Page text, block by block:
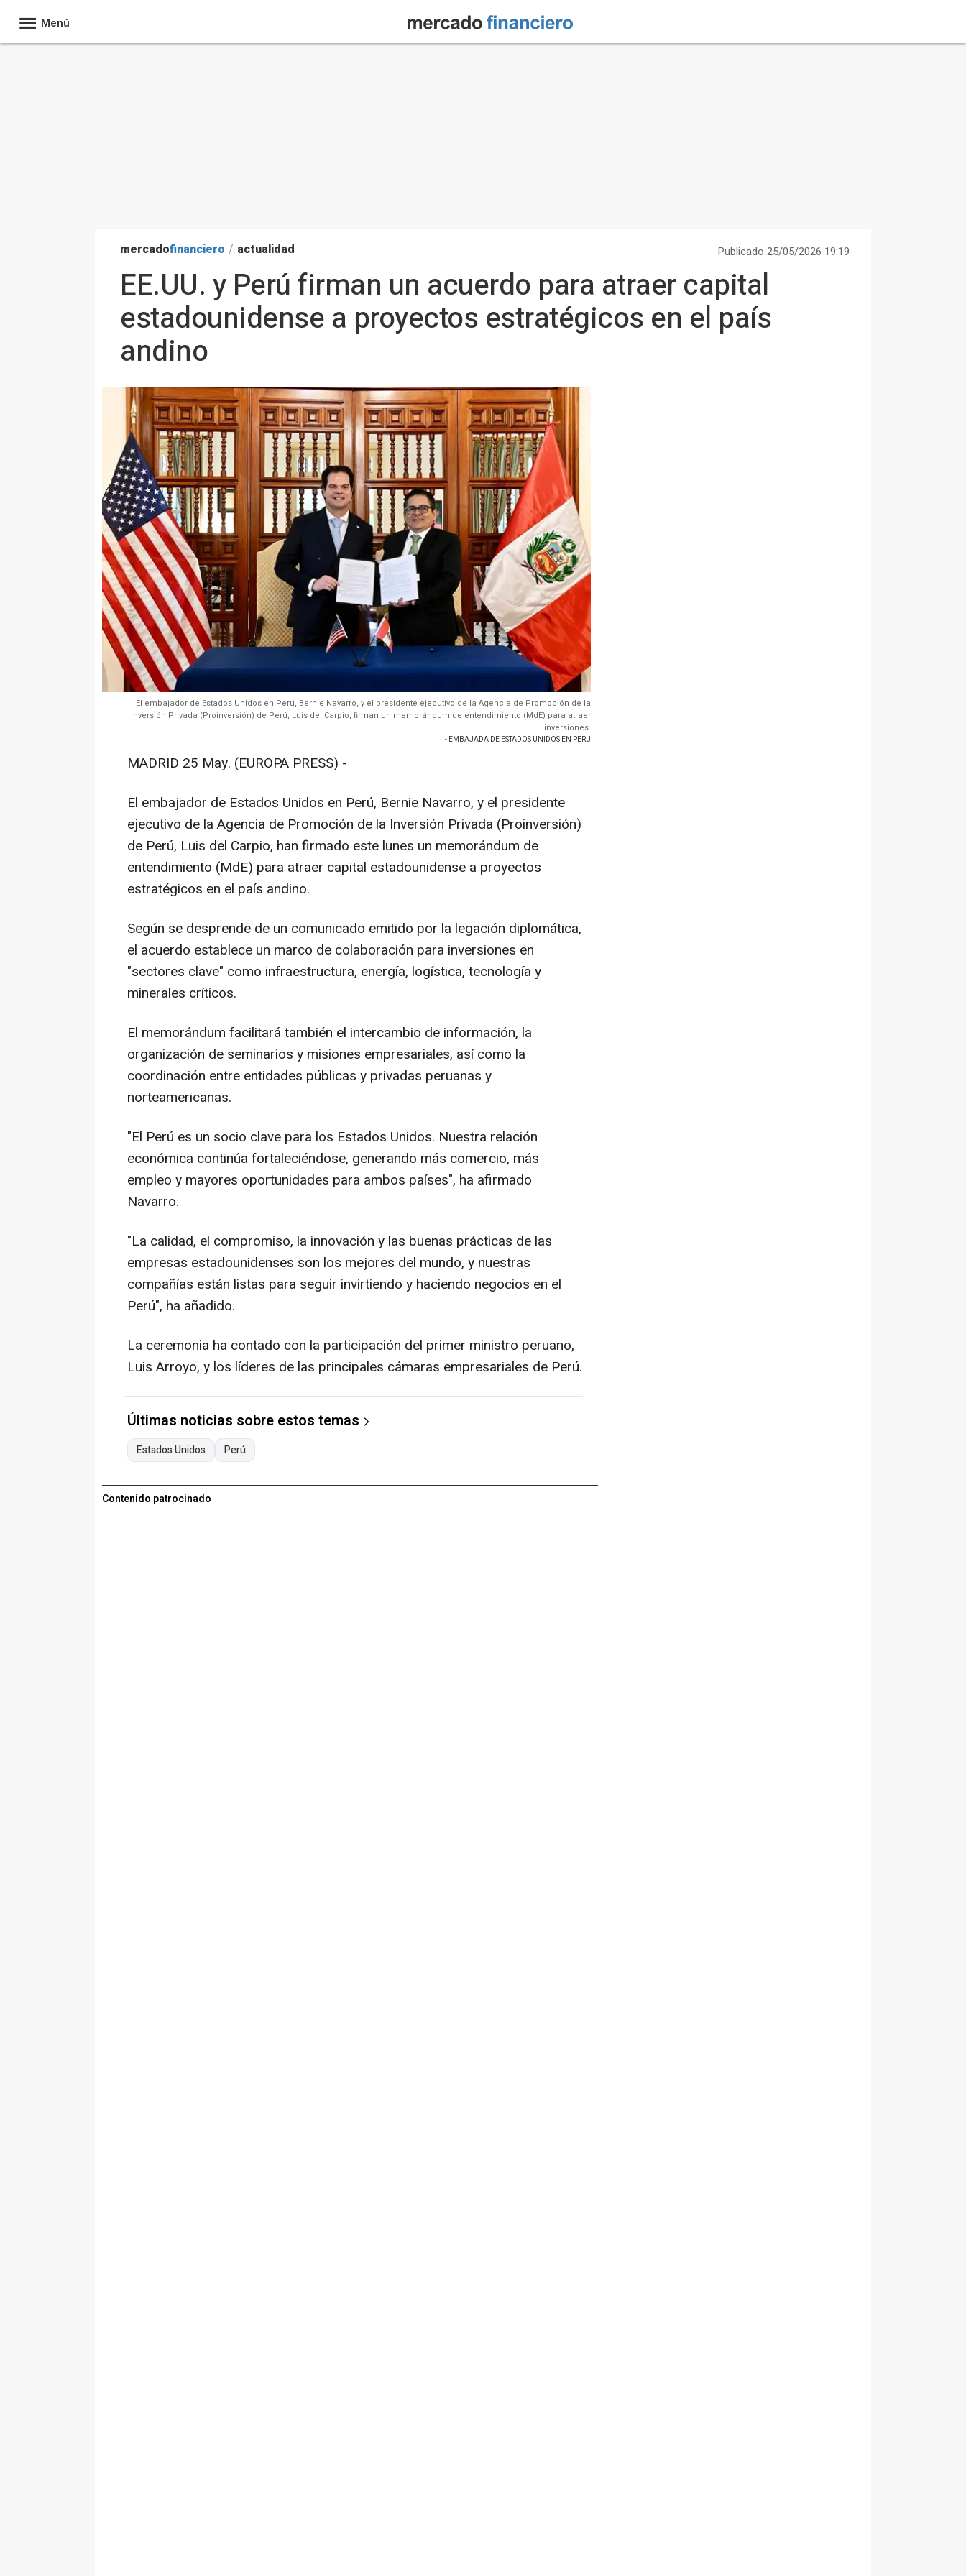
Menú
mercadofinanciero / actualidad Publicado 25/05/2026 19:19
EE.UU. y Perú firman un acuerdo para atraer capital
estadounidense a proyectos estratégicos en el país
andino
El embajador de Estados Unidos en Perú, Bernie Navarro, y el presidente ejecutivo de la Agencia de Promoción de la
Inversión Privada (Proinversión) de Perú, Luis del Carpio, firman un memorándum de entendimiento (MdE) para atraer
inversiones.
- EMBAJADA DE ESTADOS UNIDOS EN PERÚ
MADRID 25 May. (EUROPA PRESS) -
El embajador de Estados Unidos en Perú, Bernie Navarro, y el presidente
ejecutivo de la Agencia de Promoción de la Inversión Privada (Proinversión)
de Perú, Luis del Carpio, han firmado este lunes un memorándum de
entendimiento (MdE) para atraer capital estadounidense a proyectos
estratégicos en el país andino.
Según se desprende de un comunicado emitido por la legación diplomática,
el acuerdo establece un marco de colaboración para inversiones en
"sectores clave" como infraestructura, energía, logística, tecnología y
minerales críticos.
El memorándum facilitará también el intercambio de información, la
organización de seminarios y misiones empresariales, así como la
coordinación entre entidades públicas y privadas peruanas y
norteamericanas.
"El Perú es un socio clave para los Estados Unidos. Nuestra relación
económica continúa fortaleciéndose, generando más comercio, más
empleo y mayores oportunidades para ambos países", ha afirmado
Navarro.
"La calidad, el compromiso, la innovación y las buenas prácticas de las
empresas estadounidenses son los mejores del mundo, y nuestras
compañías están listas para seguir invirtiendo y haciendo negocios en el
Perú", ha añadido.
La ceremonia ha contado con la participación del primer ministro peruano,
Luis Arroyo, y los líderes de las principales cámaras empresariales de Perú.
Últimas noticias sobre estos temas
Estados Unidos Perú
Contenido patrocinado